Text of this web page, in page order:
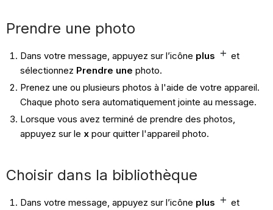
Prendre une photo
Dans votre message, appuyez sur l’icône plus
et
sélectionnez Prendre une photo.
Prenez une ou plusieurs photos à l'aide de votre appareil.
Chaque photo sera automatiquement jointe au message.
Lorsque vous avez terminé de prendre des photos,
appuyez sur le xpour quitter l'appareil photo.
Choisir dans la bibliothèque
Dans votre message, appuyez sur l’icône plus
et